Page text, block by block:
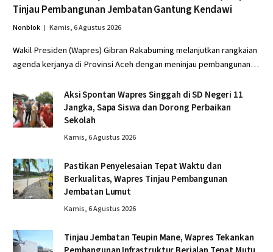
Tinjau Pembangunan Jembatan Gantung Kendawi
Nonblok Kamis, 6 Agustus 2026
Wakil Presiden (Wapres) Gibran Rakabuming melanjutkan rangkaian
agenda kerjanya di Provinsi Aceh dengan meninjau pembangunan…
Aksi Spontan Wapres Singgah di SD Negeri 11
Jangka, Sapa Siswa dan Dorong Perbaikan
Sekolah
Kamis, 6 Agustus 2026
Pastikan Penyelesaian Tepat Waktu dan
Berkualitas, Wapres Tinjau Pembangunan
Jembatan Lumut
Kamis, 6 Agustus 2026
Tinjau Jembatan Teupin Mane, Wapres Tekankan